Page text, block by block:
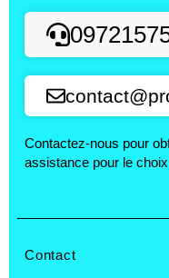
Contactez-nous pour
assistance pour le
Contact